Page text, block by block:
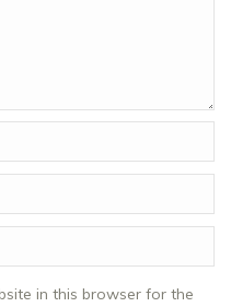
in this browser for the